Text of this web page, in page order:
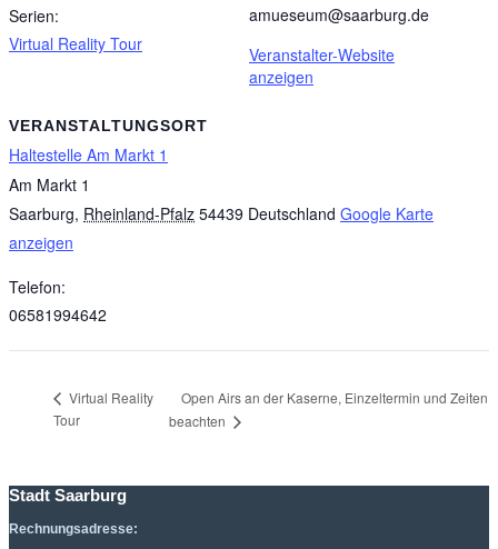
Serien:
Virtual Reality Tour
VERANSTALTUNGSORT
Haltestelle Am Markt 1
Am Markt 1
Saarburg, Rheinland-Pfalz 54439 Deutschland Google Karte
anzeigen
Telefon:
06581994642
amueseum@saarburg.de
Veranstalter-Website
anzeigen
Virtual Reality
Tour
Open Airs an der Kaserne, Einzeltermin und Zeiten
beachten
Stadt Saarburg
Rechnungsadresse: